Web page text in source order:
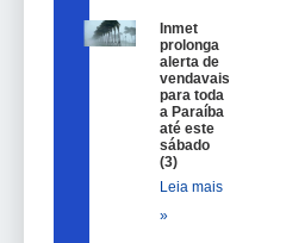
Inmet
prolonga
alerta de
vendavais
para toda
a Paraíba
até este
sábado
(3)
Leia mais
»